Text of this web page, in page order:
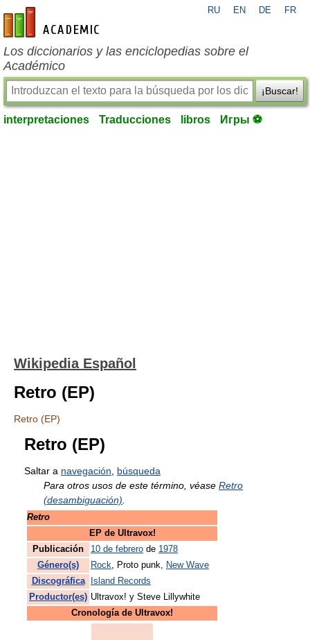
es-academic.com
RU EN DE FR
Los diccionarios y las enciclopedias sobre el
Académico
¡Buscar!
interpretaciones Traducciones libros Игры ⚽
Wikipedia Español
Retro (EP)
Retro (EP)
Retro (EP)
Saltar a navegación
búsqueda
Para otros usos de este término, véase Retro
(desambiguación)
Retro
EP de Ultravox!
Publicación
10 de febrero de 1978
Género(s)
Rock, Proto punk, New Wave
Discográfica
Island Records
Productor(es) Ultravox! y Steve Lillywhite
Cronología de Ultravox!